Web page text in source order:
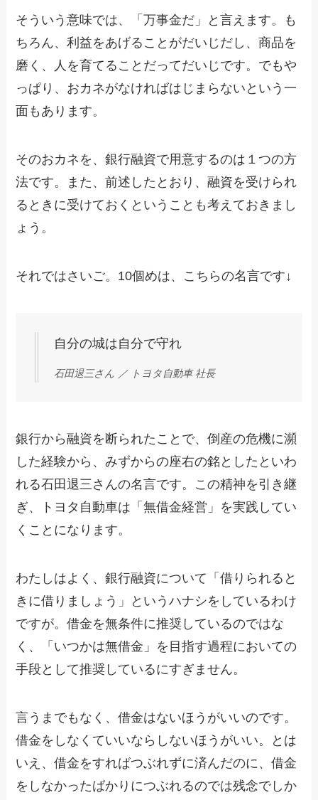
そういう意味では、「万事金だ」と言えます。も
ちろん、利益をあげることがだいじだし、商品を
磨く、人を育てることだってだいじです。でもや
っぱり、おカネがなければはじまらないという一
面もあります。
そのおカネを、銀行融資で用意するのは１つの方
法です。また、前述したとおり、融資を受けられ
るときに受けておくということも考えておきまし
ょう。
それではさいご。10個めは、こちらの名言です↓
自分の城は自分で守れ
石田退三さん ／ トヨタ自動車 社長
銀行から融資を断られたことで、倒産の危機に瀕
した経験から、みずからの座右の銘としたといわ
れる石田退三さんの名言です。この精神を引き継
ぎ、トヨタ自動車は「無借金経営」を実践してい
くことになります。
わたしはよく、銀行融資について「借りられると
きに借りましょう」というハナシをしているわけ
ですが。借金を無条件に推奨しているのではな
く、「いつかは無借金」を目指す過程においての
手段として推奨しているにすぎません。
言うまでもなく、借金はないほうがいいのです。
借金をしなくていいならしないほうがいい。とは
いえ、借金をすればつぶれずに済んだのに、借金
をしなかったばかりにつぶれるのでは残念でしか